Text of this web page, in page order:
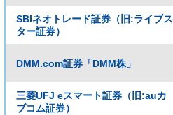
SBIネオトレード証券（旧:ライブス
ター証券）
DMM.com証券「DMM株」
三菱UFJ eスマート証券（旧:auカ
ブコム証券）